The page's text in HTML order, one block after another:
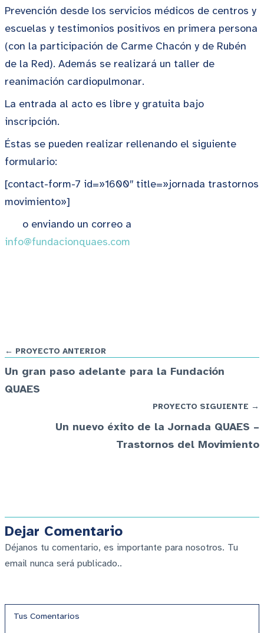
Prevención desde los servicios médicos de centros y
escuelas y testimonios positivos en primera persona
(con la participación de Carme Chacón y de Rubén
de la Red). Además se realizará un taller de
reanimación cardiopulmonar.
La entrada al acto es libre y gratuita bajo
inscripción.
Éstas se pueden realizar rellenando el siguiente
formulario:
[contact-form-7 id=»1600″ title=»jornada trastornos
movimiento»]
o enviando un correo a
info@fundacionquaes.com
← PROYECTO ANTERIOR
Un gran paso adelante para la Fundación
QUAES
PROYECTO SIGUIENTE →
Un nuevo éxito de la Jornada QUAES –
Trastornos del Movimiento
Dejar Comentario
Déjanos tu comentario, es importante para nosotros. Tu
email nunca será publicado..